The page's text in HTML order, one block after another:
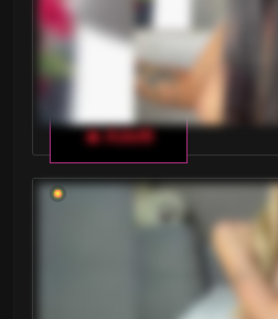
🔥 Adel9